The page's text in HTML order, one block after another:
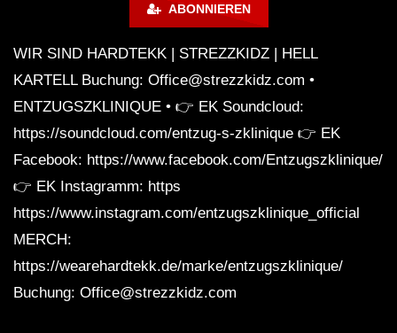
☠ Zahni – Energy Summeropening
(Belantis Freizeitpark Leipzig
HARDTEKK ☠
LIVESTREAM | WAR OF MUSIK |
HEtZEr Official. x Maytrixx [
HARDTEKK 2021]
ABONNIEREN
WIR SIND HARDTEKK | STREZZKIDZ | HELL
KARTELL Buchung: Office@strezzkidz.com •
ENTZUGSZKLINIQUE • 👉 EK Soundcloud:
https://soundcloud.com/entzug-s-zklinique 👉 EK
Facebook: https://www.facebook.com/Entzugszklinique/
👉 EK Instagramm: https
https://www.instagram.com/entzugszklinique_official
MERCH:
https://wearehardtekk.de/marke/entzugszklinique/
Buchung: Office@strezzkidz.com